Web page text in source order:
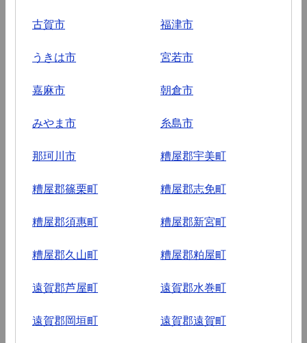
古賀市 福津市
うきは市 宮若市
嘉麻市 朝倉市
みやま市 糸島市
那珂川市 糟屋郡宇美町
糟屋郡篠栗町 糟屋郡志免町
糟屋郡須惠町 糟屋郡新宮町
糟屋郡久山町 糟屋郡粕屋町
遠賀郡芦屋町 遠賀郡水巻町
遠賀郡岡垣町 遠賀郡遠賀町